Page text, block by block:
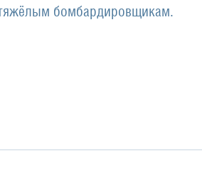
бомбардировщикам.